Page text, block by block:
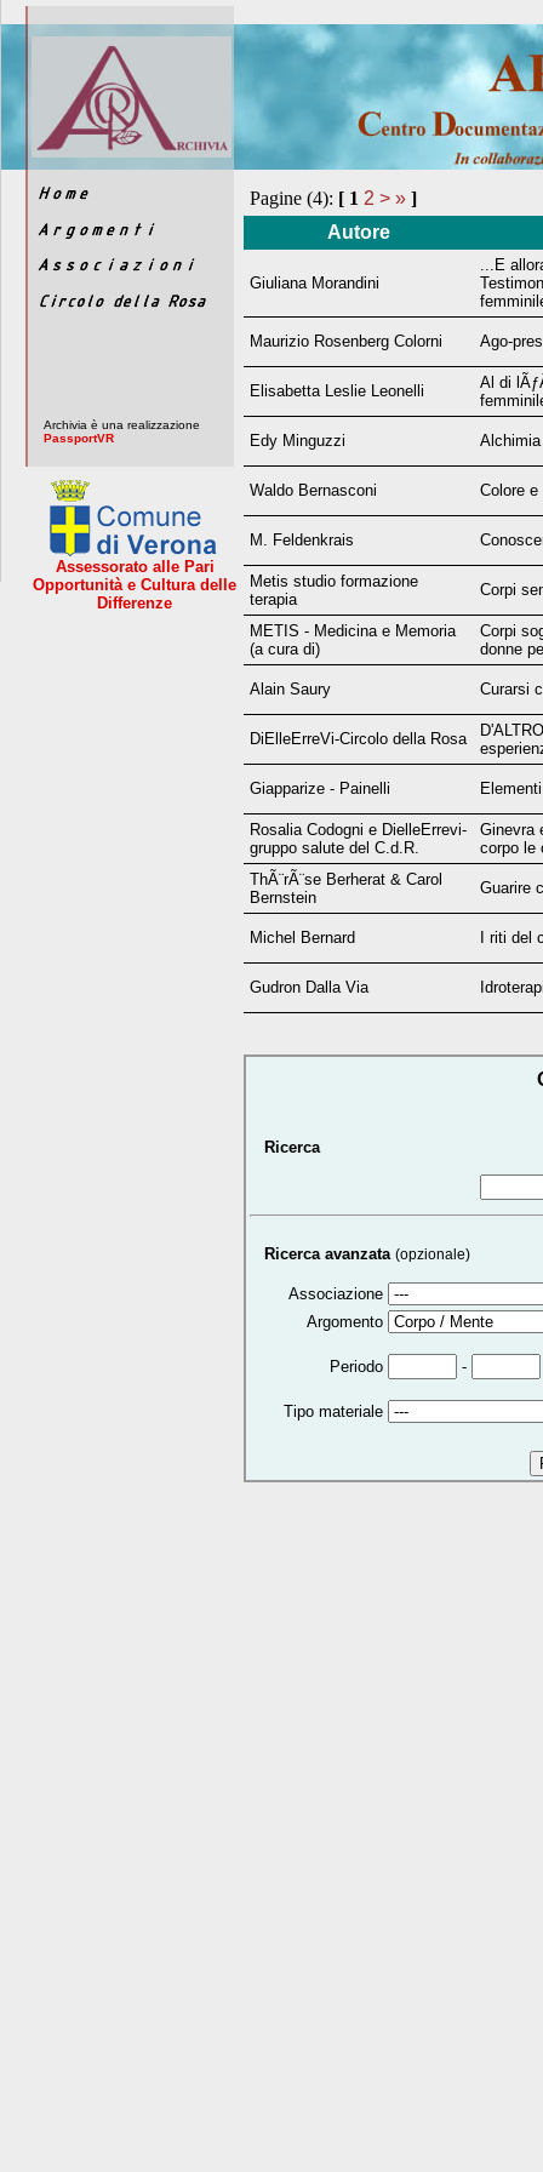
Archivia è una realizzazione
PassportVR
Assessorato alle Pari
Opportunità e Cultura delle
Differenze
Pagine (4): [ 1 2 > » ]
Autore
Giuliana Morandini
...E
Maurizio Rosenberg Colorni Ago-
Elisabetta Leslie Leonelli
Al di
Edy Minguzzi
Waldo Bernasconi Colore e
M. Feldenkrais
Metis studio formazione
terapia
Corpi
METIS - Medicina e Memoria
(a cura di)
Corpi
donne
Alain Saury Curarsi
DiElleErreVi-Circolo della Rosa
Giapparize - Painelli
Rosalia Codogni e DielleErrevi-
gruppo salute del C.d.R.
Ginevra
corpo le
ThÃ¨rÃ¨se Berherat & Carol
Bernstein
Guarire
Michel Bernard I riti del
Gudron Dalla Via
Ricerca
Ricerca avanzata (opzionale)
Associazione
Argomento
Periodo -
Tipo materiale